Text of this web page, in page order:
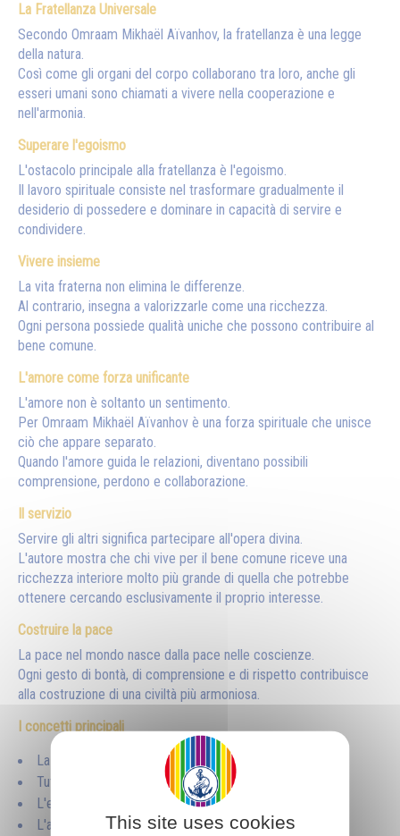
La Fratellanza Universale
Secondo Omraam Mikhaël Aïvanhov, la fratellanza è una legge
della natura.
Così come gli organi del corpo collaborano tra loro, anche gli
esseri umani sono chiamati a vivere nella cooperazione e
nell'armonia.
Superare l'egoismo
L'ostacolo principale alla fratellanza è l'egoismo.
Il lavoro spirituale consiste nel trasformare gradualmente il
desiderio di possedere e dominare in capacità di servire e
condividere.
Vivere insieme
La vita fraterna non elimina le differenze.
Al contrario, insegna a valorizzarle come una ricchezza.
Ogni persona possiede qualità uniche che possono contribuire al
bene comune.
L'amore come forza unificante
L'amore non è soltanto un sentimento.
Per Omraam Mikhaël Aïvanhov è una forza spirituale che unisce
ciò che appare separato.
Quando l'amore guida le relazioni, diventano possibili
comprensione, perdono e collaborazione.
Il servizio
Servire gli altri significa partecipare all'opera divina.
L'autore mostra che chi vive per il bene comune riceve una
ricchezza interiore molto più grande di quella che potrebbe
ottenere cercando esclusivamente il proprio interesse.
Costruire la pace
La pace nel mondo nasce dalla pace nelle coscienze.
Ogni gesto di bontà, di comprensione e di rispetto contribuisce
alla costruzione di una civiltà più armoniosa.
I concetti principali
La fratellanza è una legge spirituale.
Tutti gli esseri umani hanno un'origine comune.
L'egoismo è il principale ostacolo all'unità.
L'amore rende possibile la vera collaborazione.
This site uses cookies